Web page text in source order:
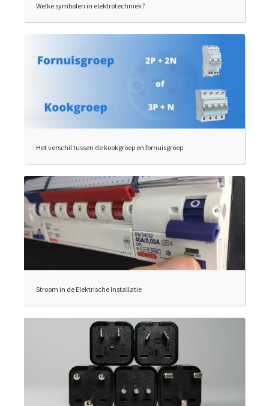
Welke symbolen in elektrotechniek?
Het verschil tussen de kookgroep en fornuisgroep
Stroom in de Elektrische Installatie